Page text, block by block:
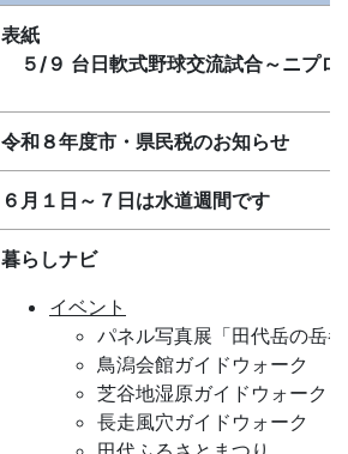
表紙
５/９ 台日軟式野球交流試合～ニプロ
令和８年度市・県民税のお知らせ
６月１日～７日は水道週間です
暮らしナビ
イベント
パネル写真展「田代岳の岳
鳥潟会館ガイドウォーク
芝谷地湿原ガイドウォーク
長走風穴ガイドウォーク